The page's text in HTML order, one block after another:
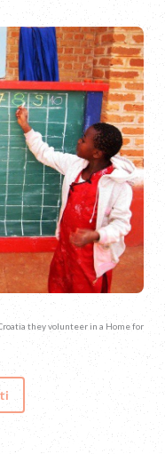
they volunteer in a Home for